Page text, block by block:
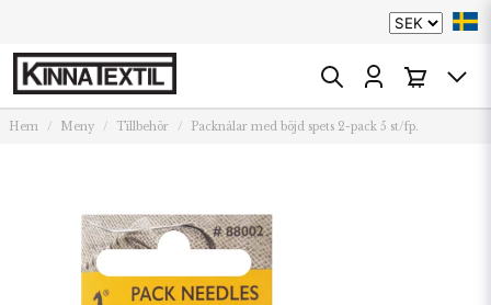
Hem Meny Tillbehör Packnålar med böjd spets 2-pack 5 st/fp.